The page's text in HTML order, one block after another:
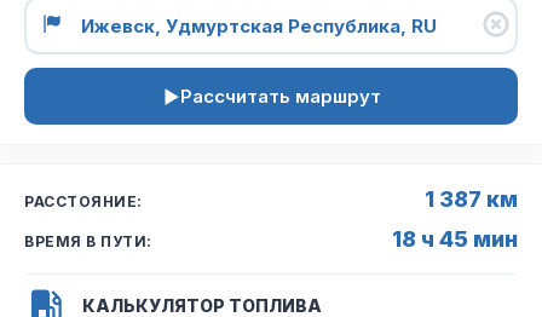
Рассчитать маршрут
РАССТОЯНИЕ: 1 387 км
ВРЕМЯ В ПУТИ: 18 ч 45 мин
КАЛЬКУЛЯТОР ТОПЛИВА